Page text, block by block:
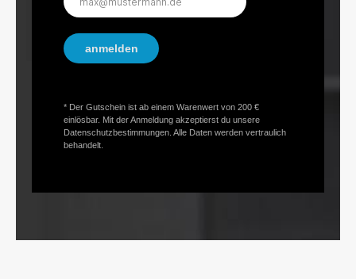
Mail-
Adresse*
anmelden
* Der Gutschein ist ab einem Warenwert von 200 €
einlösbar. Mit der Anmeldung akzeptierst du unsere
Datenschutzbestimmungen. Alle Daten werden vertraulich
behandelt.